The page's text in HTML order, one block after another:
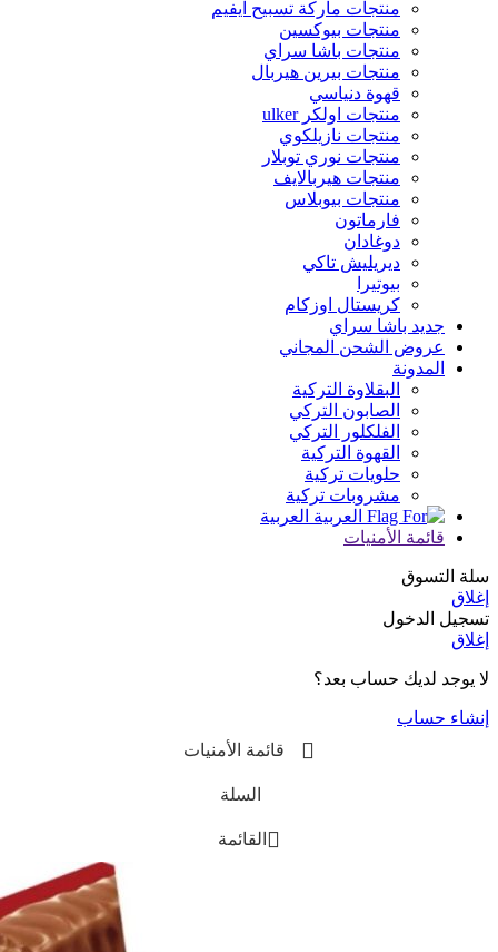
منتجات ماركة تسبيح ايفيم
منتجات بيوكسين
منتجات باشا سراي
منتجات بيرين هيربال
قهوة دنياسي
منتجات اولكر ulker
منتجات نازيلكوي
منتجات نوري توبلار
منتجات هيربالايف
منتجات بيوبلاس
فارماتون
دوغادان
ديريليش تاكي
بيوتيرا
كريستال اوزكام
جديد باشا سراي
عروض الشحن المجاني
المدونة
البقلاوة التركية
الصابون التركي
الفلكلور التركي
القهوة التركية
حلويات تركية
مشروبات تركية
العربية
قائمة الأمنيات
سلة التسوق
إغلاق
تسجيل الدخول
إغلاق
لا يوجد لديك حساب بعد؟
إنشاء حساب
قائمة الأمنيات
السلة
القائمة